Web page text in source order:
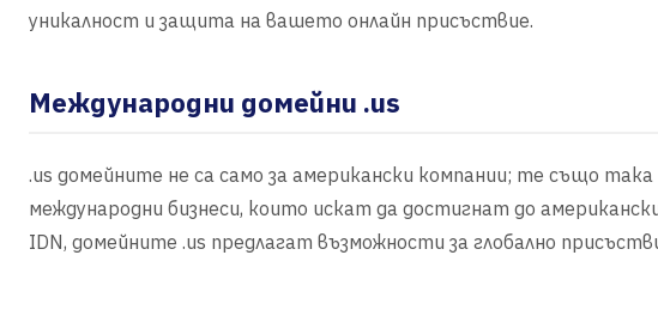
уникалност и защита на вашето онлайн присъствие.
Международни домейни .us
.us домейните не са само за американски компании; те също
международни бизнеси, които искат да достигнат до
IDN, домейните .us предлагат възможности за глобално